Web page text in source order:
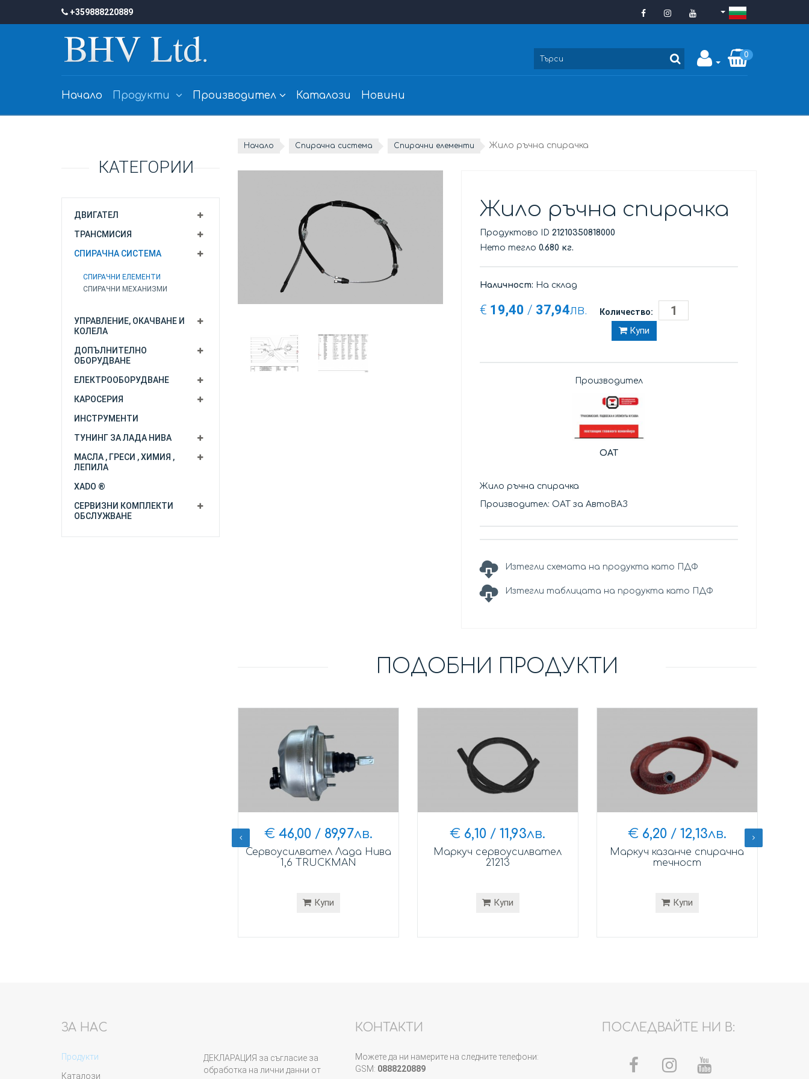
+359888220889
0
Начало Продукти Производител Каталози Новини
КАТЕГОРИИ
ДВИГАТЕЛ
ТРАНСМИСИЯ
СПИРАЧНА СИСТЕМА
СПИРАЧНИ ЕЛЕМЕНТИ
СПИРАЧНИ МЕХАНИЗМИ
УПРАВЛЕНИЕ, ОКАЧВАНЕ И
КОЛЕЛА
ДОПЪЛНИТЕЛНО
ОБОРУДВАНЕ
ЕЛЕКТРООБОРУДВАНЕ
КАРОСЕРИЯ
ИНСТРУМЕНТИ
ТУНИНГ ЗА ЛАДА НИВА
МАСЛА , ГРЕСИ , ХИМИЯ ,
ЛЕПИЛА
XADO ®
СЕРВИЗНИ КОМПЛЕКТИ
ОБСЛУЖВАНЕ
Начало Спирачна система Спирачни елементи Жило ръчна спирачка
Жило ръчна спирачка
Продуктово ID21210350818000
Нето тегло0.680 кг.
Наличност: На склад
€ 19,40 / 37,94лв. Количество:
Купи
Производител
OAT
Жило ръчна спирачка
Производител: ОАТ за АвтоВАЗ
Изтегли схемата на продукта като ПДФ
Изтегли таблицата на продукта като ПДФ
ПОДОБНИ ПРОДУКТИ
€ 46,00/ 89,97лв.
Сервоусилвател Лада Нива
1,6 TRUCKMAN
Купи
€ 6,10 / 11,93лв.
Маркуч сервоусилвател
21213
Купи
€ 6,20/ 12,13лв.
Маркуч казанче спирачна
течност
Купи
ЗА НАС
Продукти
Каталози
ДЕКЛАРАЦИЯ за съгласие за
обработка на лични данни от
КОНТАКТИ
Можете да ни намерите на следните телефони:
GSM: 0888220889
ПОСЛЕДВАЙТЕ НИ В: